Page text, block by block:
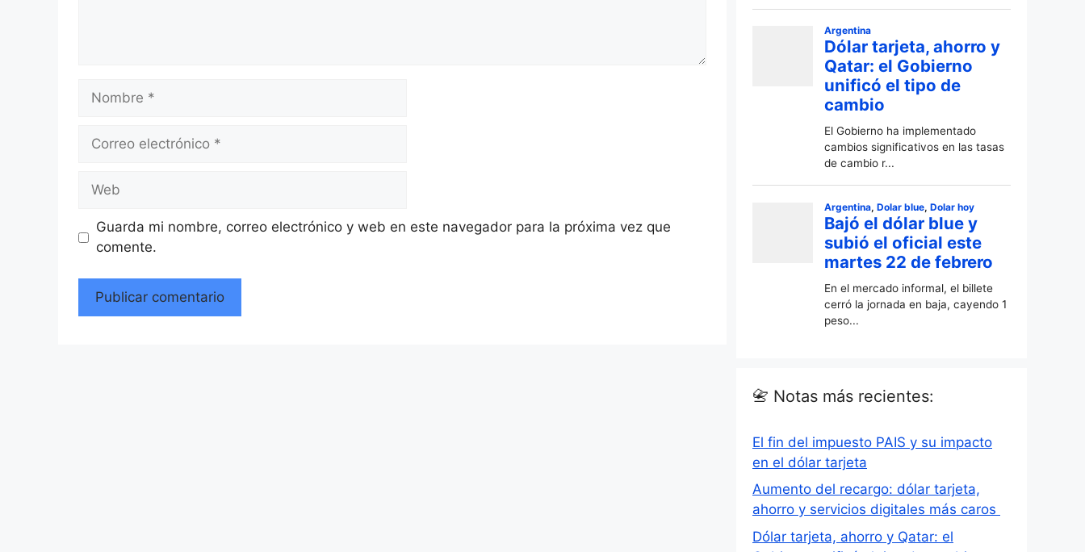
Nombre
Correo
Web
Guarda mi nombre, correo electrónico y web en este navegador para la próxima vez que
comente.
📇 Notas más recientes:
El fin del impuesto PAIS y su impacto
en el dólar tarjeta
Aumento del recargo: dólar tarjeta,
ahorro y servicios digitales más caros
Dólar tarjeta, ahorro y Qatar: el